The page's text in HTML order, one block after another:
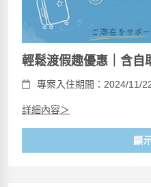
輕鬆渡假趣優惠｜含自
專案入住期間：2024/11/
詳細內容＞
顯